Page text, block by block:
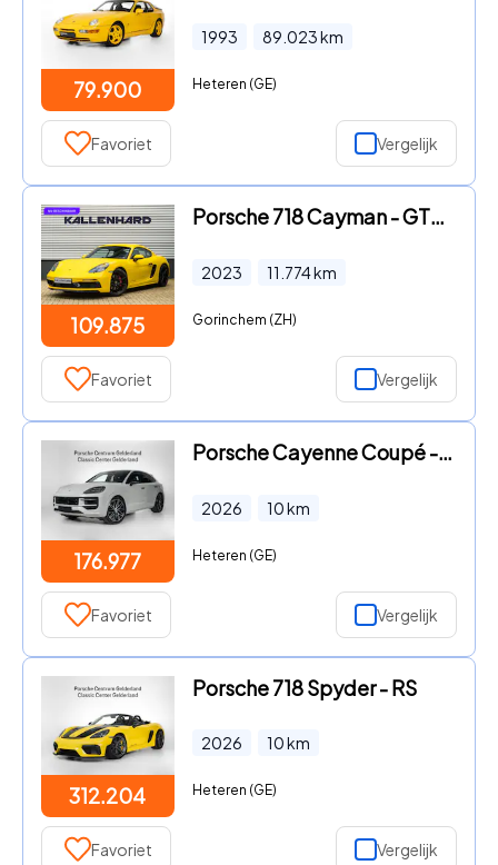
79.900
1993 89.023km
Heteren (GE)
Favoriet Vergelijk
109.875
Porsche 718 Cayman - GTS 4.0 - PDK - PASM - 18-Wegstoelen - Stoelventilatie - Bos
2023 11.774km
Gorinchem (ZH)
Favoriet Vergelijk
176.977
Porsche Cayenne Coupé - E-Hybrid Black Edition
2026 10km
Heteren (GE)
Favoriet Vergelijk
312.204
Porsche 718 Spyder - RS
2026 10km
Heteren (GE)
Favoriet Vergelijk